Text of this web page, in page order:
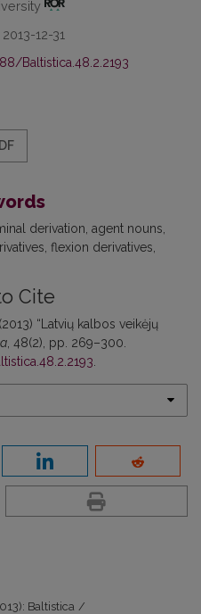
12-31
Baltistica.48.2.2193
derivation agent nouns
flexion derivatives
Cite
“Latvių kalbos veikėjų
, 48(2), pp. 269–300.
Baltistica /